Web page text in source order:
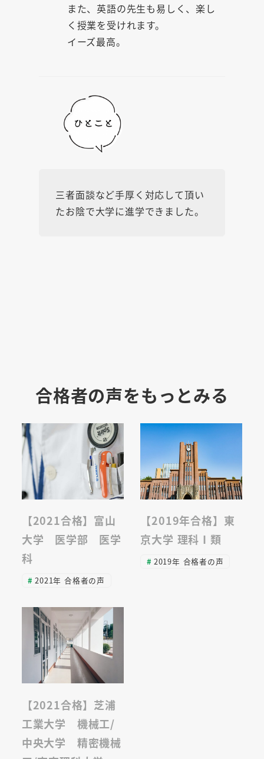
また、英語の先生も易しく、楽し
く授業を受けれます。
イーズ最高。
三者面談など手厚く対応して頂い
たお陰で大学に進学できました。
合格者の声をもっとみる
【2021合格】富山
大学 医学部 医学
科
2021年 合格者の声
【2019年合格】東
京大学 理科Ⅰ類
2019年 合格者の声
【2021合格】芝浦
工業大学 機械工/
中央大学 精密機械